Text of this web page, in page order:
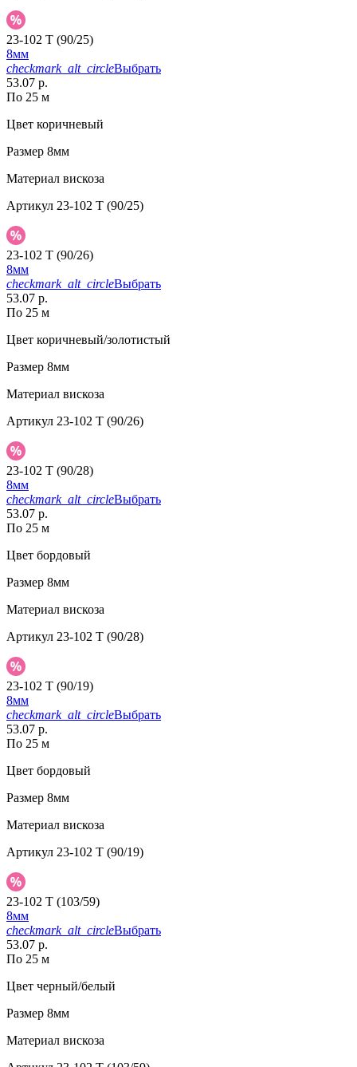
23-102 T (90/25)
8мм
checkmark_alt_circleВыбрать
53.07 р.
По 25 м
Цвет коричневый
Размер 8мм
Материал вискоза
Артикул 23-102 T (90/25)
23-102 T (90/26)
8мм
checkmark_alt_circleВыбрать
53.07 р.
По 25 м
Цвет коричневый/золотистый
Размер 8мм
Материал вискоза
Артикул 23-102 T (90/26)
23-102 T (90/28)
8мм
checkmark_alt_circleВыбрать
53.07 р.
По 25 м
Цвет бордовый
Размер 8мм
Материал вискоза
Артикул 23-102 T (90/28)
23-102 T (90/19)
8мм
checkmark_alt_circleВыбрать
53.07 р.
По 25 м
Цвет бордовый
Размер 8мм
Материал вискоза
Артикул 23-102 T (90/19)
23-102 T (103/59)
8мм
checkmark_alt_circleВыбрать
53.07 р.
По 25 м
Цвет черный/белый
Размер 8мм
Материал вискоза